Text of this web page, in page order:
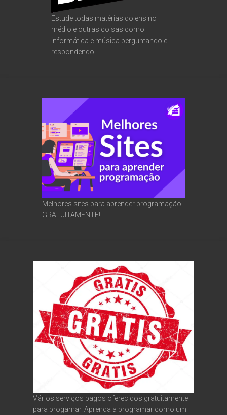
Estude todas matérias do ensino
médio e outras coisas como
informática e música perguntando e
respondendo
Melhores sites para aprender programação
GRATUITAMENTE!
Vários serviços pagos oferecidos gratuitamente
para progamar. Aprenda a programar como um